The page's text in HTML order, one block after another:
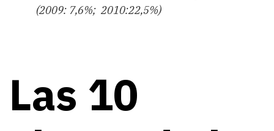
(2009: 7,6%; 2010:22,5%)
Las 10